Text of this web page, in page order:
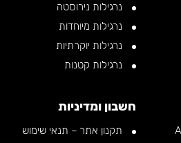
נרגילות נירוסטה
נרגילות מיוחדות
נרגילות יוקרתיות
נרגילות קטנות
חשבון ומדיניות
תקנון אתר – תנאי שימוש